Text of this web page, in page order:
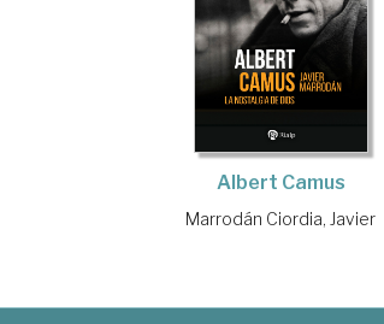
Albert Camus
Marrodán Ciordia, Javier